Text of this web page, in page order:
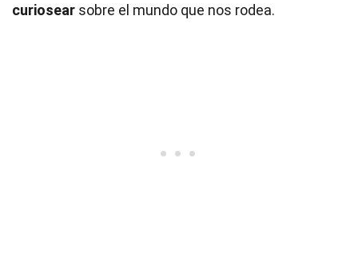
curiosear sobre el mundo que nos rodea.